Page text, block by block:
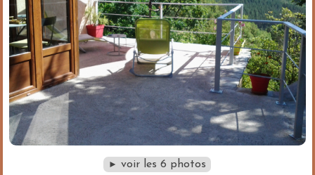
► voir les 6 photos